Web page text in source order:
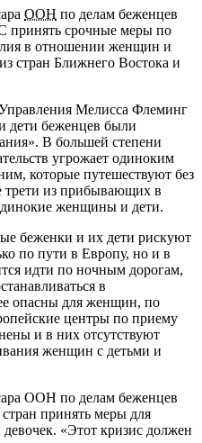
ООН по делам беженцев
принять срочные меры по
в отношении женщин и
стран Ближнего Востока и
Мелисса Флеминг
дети беженцев были
В большей степени
угрожает одиноким
которые путешествуют без
трети из прибывающих в
женщины и дети.
беженки и их дети рискуют
по пути в Европу, но и в
идти по ночным дорогам,
в
опасны для женщин, по
центры по приему
и в них отсутствуют
женщин с детьми и
ООН по делам беженцев
принять меры для
«Этот кризис должен